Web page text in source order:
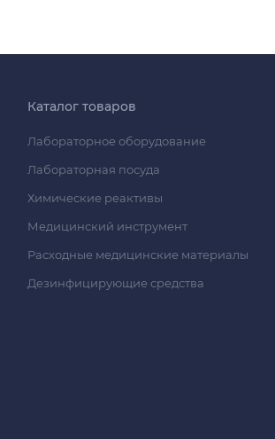
Каталог товаров
Лабораторное оборудование
Лабораторная посуда
Химические реактивы
Медицинский инструмент
Расходные медицинские материалы
Дезинфицирующие средства